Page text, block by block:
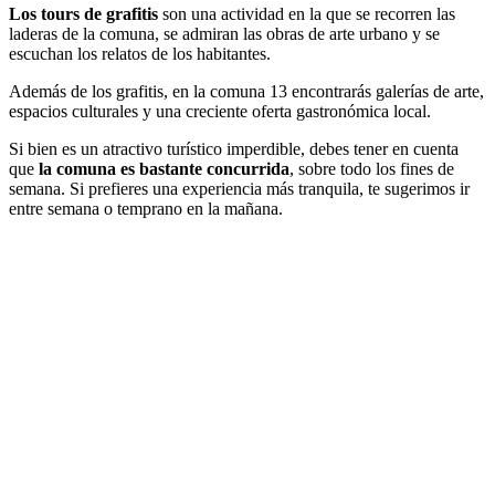
Los tours de grafitis son una actividad en la que se recorren las
laderas de la comuna, se admiran las obras de arte urbano y se
escuchan los relatos de los habitantes.
Además de los grafitis, en la comuna 13 encontrarás galerías de arte,
espacios culturales y una creciente oferta gastronómica local.
Si bien es un atractivo turístico imperdible, debes tener en cuenta
que la comuna es bastante concurrida, sobre todo los fines de
semana. Si prefieres una experiencia más tranquila, te sugerimos ir
entre semana o temprano en la mañana.